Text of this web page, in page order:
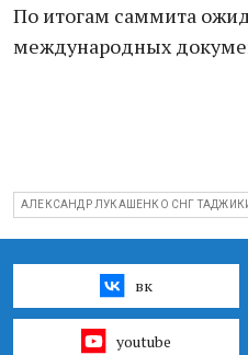
По итогам саммита
международных
АЛЕКСАНДР ЛУКАШЕНКО СНГ
вк
youtube